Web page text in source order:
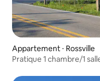
Appartement ⋅ Rossville
Pratique 1 chambre/1